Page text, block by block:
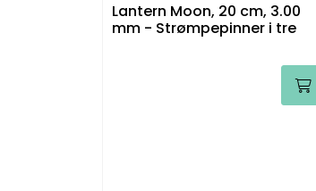
Lantern Moon, 20 cm, 3.00
mm - Strømpepinner i tre